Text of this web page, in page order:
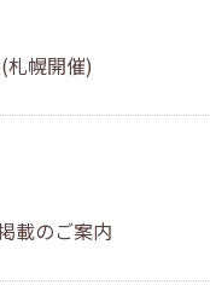
札幌開催)
載のご案内